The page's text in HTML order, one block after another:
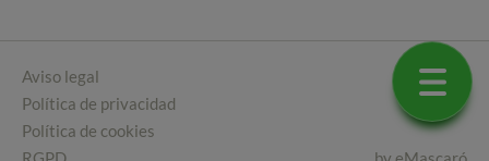
Aviso legal
Política de privacidad
Política de cookies